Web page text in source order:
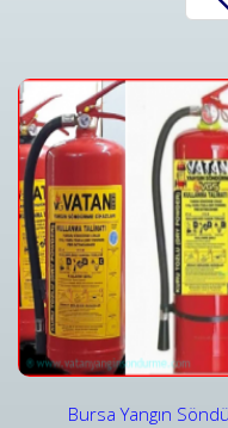
Bursa Yangın